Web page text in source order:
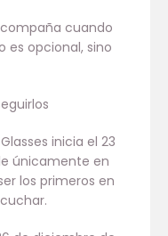
cuando
es opcional, sino
inicia el 23
únicamente en
los primeros en